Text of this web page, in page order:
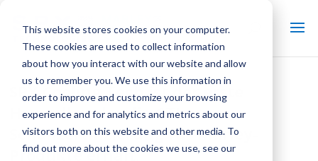
This website stores cookies on your computer.
These cookies are used to collect information
about how you interact with our website and allow
us to remember you. We use this information in
order to improve and customize your browsing
experience and for analytics and metrics about our
visitors both on this website and other media. To
find out more about the cookies we use, see our
SPX Cooling Tech ist der erste
Hersteller, der die CTI-
Schallzertifizierung für Marley-
Produkte erhält.